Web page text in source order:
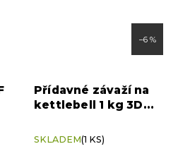
–6 %
Přídavné závaží na
kettlebell 1 kg 3D
SKLADEM(1 KS)